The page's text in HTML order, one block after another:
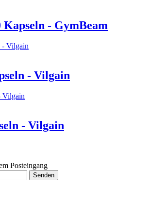
Kapseln - GymBeam
- Vilgain
- Vilgain
Posteingang
Senden